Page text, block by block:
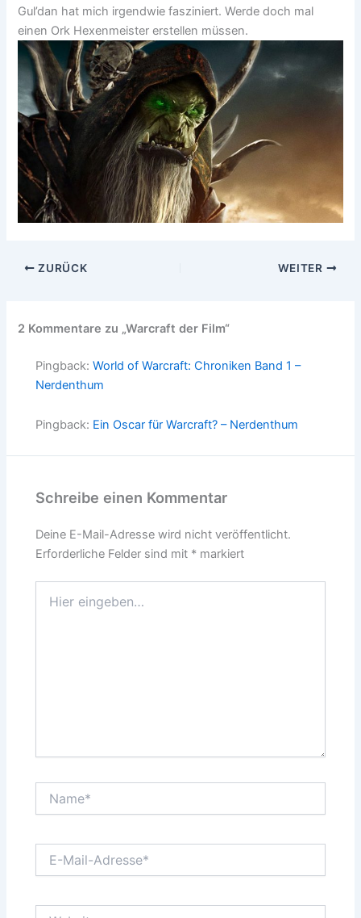
Gul’dan hat mich irgendwie fasziniert. Werde doch mal
einen Ork Hexenmeister erstellen müssen.
ZURÜCK WEITER
2 Kommentare zu „Warcraft der Film“
Pingback:World of Warcraft: Chroniken Band 1 –
Nerdenthum
Pingback: Ein Oscar für Warcraft? – Nerdenthum
Schreibe einen Kommentar
Deine E-Mail-Adresse wird nicht veröffentlicht.
Erforderliche Felder sind mit * markiert
eingeben…
Mail-